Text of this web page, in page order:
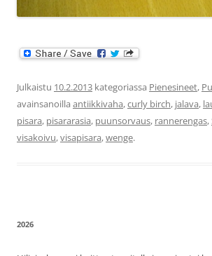
Julkaistu 10.2.2013 kategoriassa Pienesineet,
avainsanoilla antiikkivaha,curly birch, jalava,
pisara, pisararasia, puunsorvaus, rannerengas,
visakoivu,visapisara,wenge.
2026